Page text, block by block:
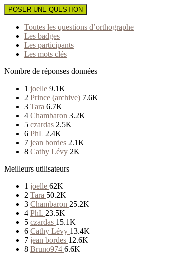
POSER UNE QUESTION
Toutes les questions d’orthographe
Les badges
Les participants
Les mots clés
Nombre de réponses données
1 joelle 9.1K
2 Prince (archive) 7.6K
3 Tara 6.7K
4 Chambaron 3.2K
5 czardas 2.5K
6 PhL 2.4K
7 jean bordes 2.1K
8 Cathy Lévy 2K
Meilleurs utilisateurs
1 joelle 62K
2 Tara 50.2K
3 Chambaron 25.2K
4 PhL 23.5K
5 czardas 15.1K
6 Cathy Lévy 13.4K
7 jean bordes 12.6K
8 Bruno974 6.6K